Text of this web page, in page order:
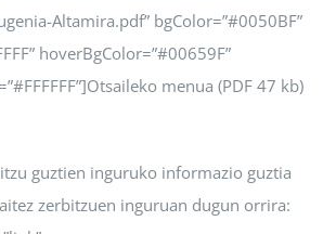
Altamira.pdf” bgColor=”#0050BF”
hoverBgColor=”#00659F”
menua (PDF 47 kb)
guztien inguruko informazio guztia
zerbitzuen inguruan dugun orrira: